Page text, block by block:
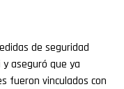
de seguridad
y aseguró que ya
fueron vinculados con